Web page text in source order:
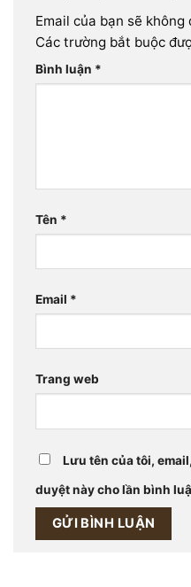
Email của bạn sẽ
Các trường bắt buộc
Bình luận *
Tên *
Email *
Trang web
Lưu tên của tôi,
duyệt này cho lần bình